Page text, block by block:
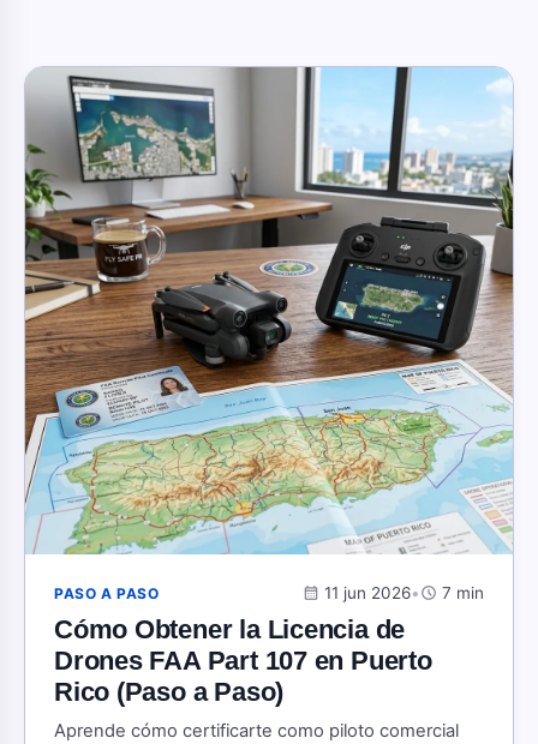
PASO A PASO calendar_month 11 jun 2026•schedule 7 min
Cómo Obtener la Licencia de
Drones FAA Part 107 en Puerto
Rico (Paso a Paso)
Aprende cómo certificarte como piloto comercial